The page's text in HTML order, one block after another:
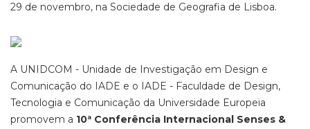
29 de novembro, na Sociedade de Geografia de Lisboa.
A UNIDCOM - Unidade de Investigação em Design e
Comunicação do IADE e o IADE - Faculdade de Design,
Tecnologia e Comunicação da Universidade Europeia
promovem a 10ª Conferência Internacional Senses &